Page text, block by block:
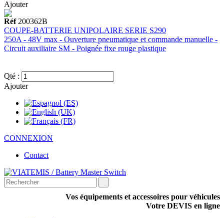
Ajouter
Réf200362B
COUPE-BATTERIE UNIPOLAIRE SERIE S290
250A - 48V max - Ouverture pneumatique et commande manuelle -
Circuit auxiliaire SM - Poignée fixe rouge plastique
Qté :
Ajouter
CONNEXION
Contact
Vos équipements et accessoires pour véhicules
Votre DEVIS en ligne